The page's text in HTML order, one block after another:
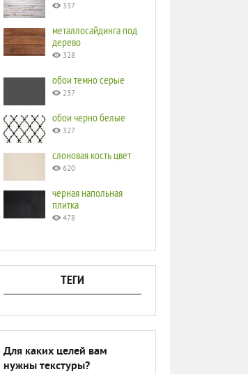
337
металлосайдинга под
дерево
328
обои темно серые
237
обои черно белые
327
слоновая кость цвет
620
черная напольная
плитка
478
ТЕГИ
Для каких целей вам
нужны текстуры?